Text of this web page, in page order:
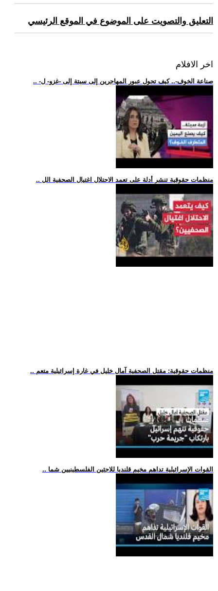
التعليق والتصويت على الموضوع في الموقع الرئيسي
اخر الافلام
.. -صناعة الخوف-.. كيف تحول عبور المهاجرين إلى سبتة إلى -غزو- ل
.. منظمات حقوقية تنشر أدلة على تعمد الاحتلال اغتيال الصحفية الل
.. منظمات حقوقية: مقتل الصحفية آمال خليل في غارة إسرائيلية متعم
.. القوات الإسرائيلية تداهم مخيم قلنديا للاجئين الفلسطينيين شما